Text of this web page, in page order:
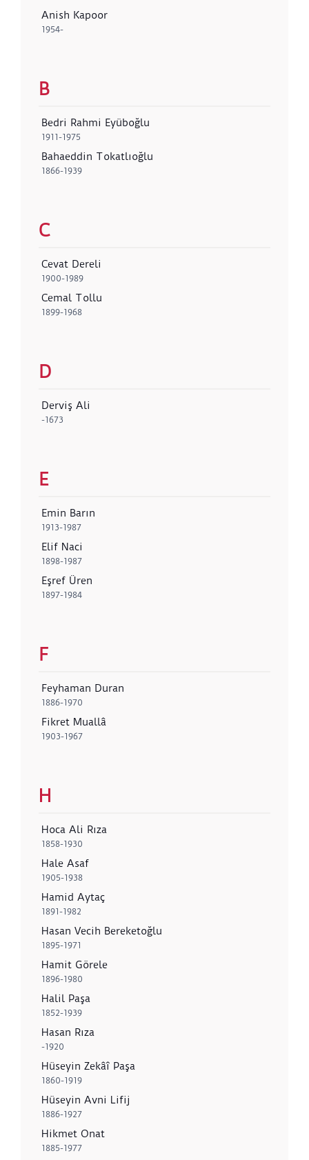
Anish Kapoor
1954-
B
Bedri Rahmi Eyüboğlu
1911-1975
Bahaeddin Tokatlıoğlu
1866-1939
C
Cevat Dereli
1900-1989
Cemal Tollu
1899-1968
D
Derviş Ali
-1673
E
Emin Barın
1913-1987
Elif Naci
1898-1987
Eşref Üren
1897-1984
F
Feyhaman Duran
1886-1970
Fikret Muallâ
1903-1967
H
Hoca Ali Rıza
1858-1930
Hale Asaf
1905-1938
Hamid Aytaç
1891-1982
Hasan Vecih Bereketoğlu
1895-1971
Hamit Görele
1896-1980
Halil Paşa
1852-1939
Hasan Rıza
-1920
Hüseyin Zekâî Paşa
1860-1919
Hüseyin Avni Lifij
1886-1927
Hikmet Onat
1885-1977